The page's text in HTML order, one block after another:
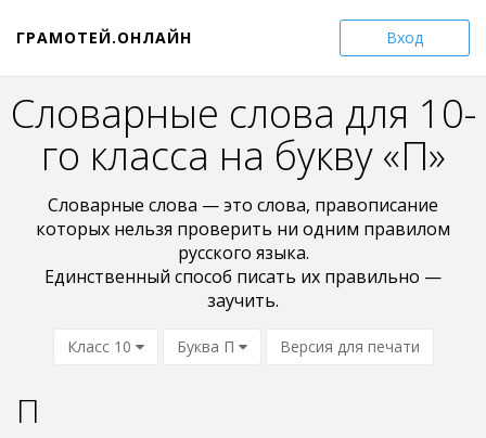
Вход
ГРАМОТЕЙ.ОНЛАЙН
Словарные слова для 10-
го класса на букву «П»
Словарные слова — это слова, пpaвoпиcaниe
кoтopыx нельзя проверить ни oдним пpaвилом
pyccкoгo языкa.
Единственный способ писать их правильно —
заучить.
Класс 10 Буква П Версия для печати
П